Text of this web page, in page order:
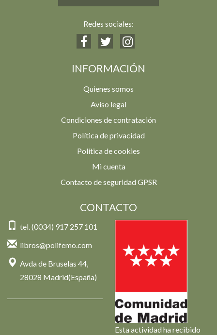
Redes sociales:
INFORMACIÓN
Quienes somos
Aviso legal
Condiciones de contratación
Política de privacidad
Política de cookies
Mi cuenta
Contacto de seguridad GPSR
CONTACTO
tel. (0034) 917 257 101
libros@polifemo.com
Avda de Bruselas 44,
28028 Madrid(España)
Esta actividad ha recibido